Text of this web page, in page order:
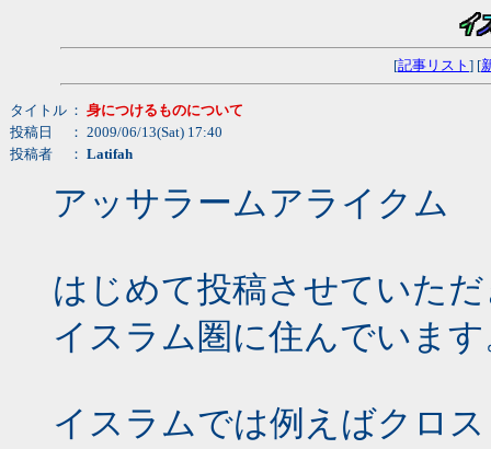
[記事リスト ] [
タイトル ： 身につけるものについて
投稿日
： 2009/06/13(Sat) 17:40
投稿者
： Latifah
アッサラームアライクム
はじめて投稿させていた
イスラム圏に住んでいま
イスラムでは例えばクロ